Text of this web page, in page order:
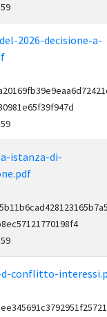
2026-decisione-a-
istanza-di-
conflitto-